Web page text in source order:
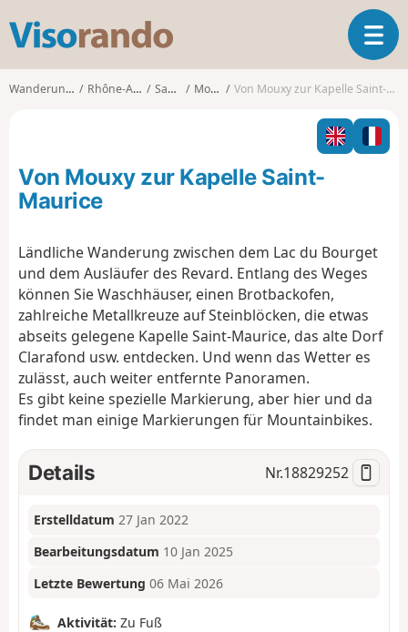
s
T
o
g
l
n
a
n
Wanderungen Rhône-Alpes Savoie Mouxy Von Mouxy zur Kapelle Saint-Maurice
Von Mouxy zur Kapelle Saint-
Maurice
Ländliche Wanderung zwischen dem Lac du Bourget
und dem Ausläufer des Revard. Entlang des Weges
können Sie Waschhäuser, einen Brotbackofen,
zahlreiche Metallkreuze auf Steinblöcken, die etwas
abseits gelegene Kapelle Saint-Maurice, das alte Dorf
Clarafond usw. entdecken. Und wenn das Wetter es
zulässt, auch weiter entfernte Panoramen.
Es gibt keine spezielle Markierung, aber hier und da
findet man einige Markierungen für Mountainbikes.
Details Nr.18829252
Erstelldatum 27 Jan 2022
Bearbeitungsdatum 10 Jan 2025
Letzte Bewertung 06 Mai 2026
Aktivität: Zu Fuß